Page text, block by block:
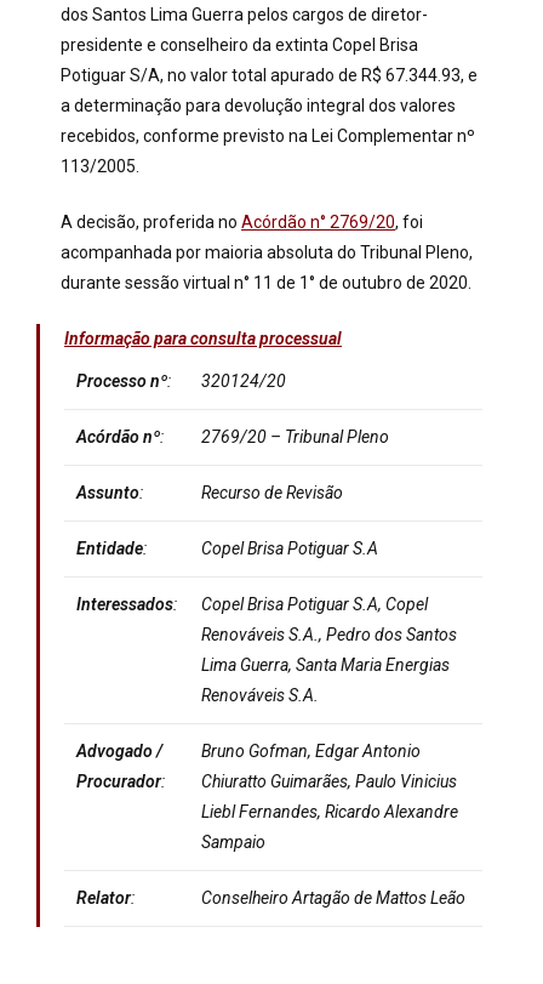
dos Santos Lima Guerra pelos cargos de diretor-
presidente e conselheiro da extinta Copel Brisa
Potiguar S/A, no valor total apurado de R$ 67.344.93, e
a determinação para devolução integral dos valores
recebidos, conforme previsto na Lei Complementar nº
113/2005.
A decisão, proferida no Acórdão n° 2769/20, foi
acompanhada por maioria absoluta do Tribunal Pleno,
durante sessão virtual n° 11 de 1° de outubro de 2020.
Informação para consulta processual
Processo nº: 320124/20
Acórdão nº: 2769/20 – Tribunal Pleno
Assunto: Recurso de Revisão
Entidade: Copel Brisa Potiguar S.A
Interessados:
Copel Brisa Potiguar S.A, Copel
Renováveis S.A., Pedro dos Santos
Lima Guerra, Santa Maria Energias
Renováveis S.A.
Advogado /
Procurador:
Bruno Gofman, Edgar Antonio
Chiuratto Guimarães, Paulo Vinicius
Liebl Fernandes, Ricardo Alexandre
Sampaio
Relator: Conselheiro Artagão de Mattos Leão